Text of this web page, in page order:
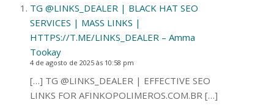
TG @LINKS_DEALER | BLACK HAT SEO
SERVICES | MASS LINKS |
HTTPS://T.ME/LINKS_DEALER – Amma
Tookay
4 de agosto de 2025 às 10:58 pm
[…] TG @LINKS_DEALER | EFFECTIVE SEO
LINKS FOR AFINKOPOLIMEROS.COM.BR […]